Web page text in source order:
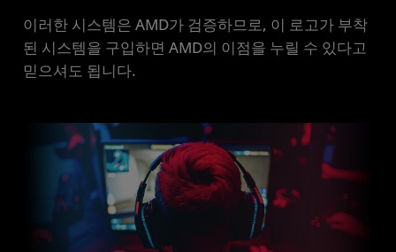
이러한 시스템은 AMD가 검증하므로, 이 로고가 부착
된 시스템을 구입하면 AMD의 이점을 누릴 수 있다고
믿으셔도 됩니다.